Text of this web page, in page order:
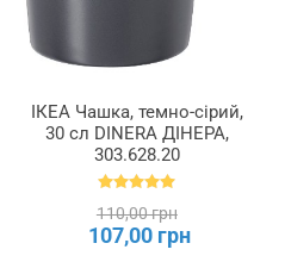
ІКЕА Чашка, темно-сірий,
30 сл DINERA ДІНЕРА,
303.628.20
110,00 грн
107,00 грн